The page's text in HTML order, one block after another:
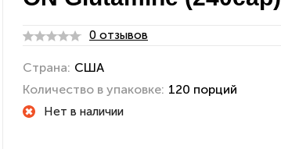
0 отзывов
Страна: США
Количество в упаковке: 120 порций
Нет в наличии